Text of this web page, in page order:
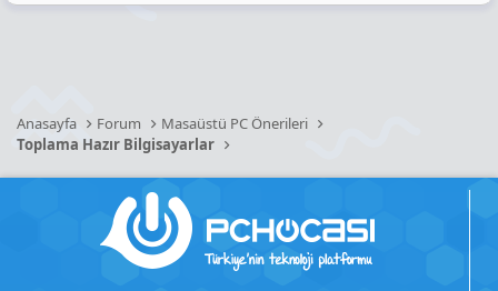
Anasayfa Forum
Masaüstü PC Önerileri
Toplama Hazır Bilgisayarlar